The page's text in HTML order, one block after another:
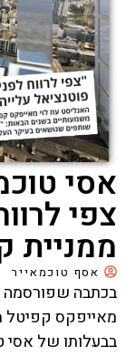
אסי
צפי
ממניית
אסף טוכמאייר
בכתבה
מאייפקס קפיטל
בבעלותו של אסי